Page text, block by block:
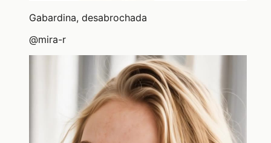
Gabardina, desabrochada
@mira-r